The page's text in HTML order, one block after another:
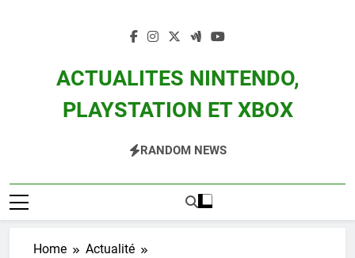
ACTUALITES NINTENDO,
PLAYSTATION ET XBOX
Zelda, Splatoon, Pokemon Entre Autres
RANDOM NEWS
Home
Actualité